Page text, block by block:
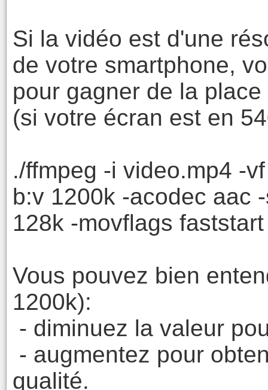
Si la vidéo est d'une
de votre smartphone,
pour gagner de la
(si votre écran est en
./ffmpeg -i video.mp4 -
b:v 1200k -acodec aac
128k -movflags
Vous pouvez bien
1200k):
- diminuez la valeur
- augmentez pour
qualité.